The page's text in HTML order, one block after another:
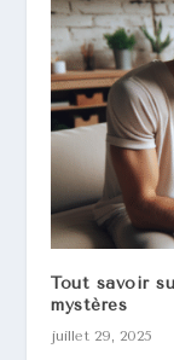
Tout savoir
mystères
juillet 29, 2025